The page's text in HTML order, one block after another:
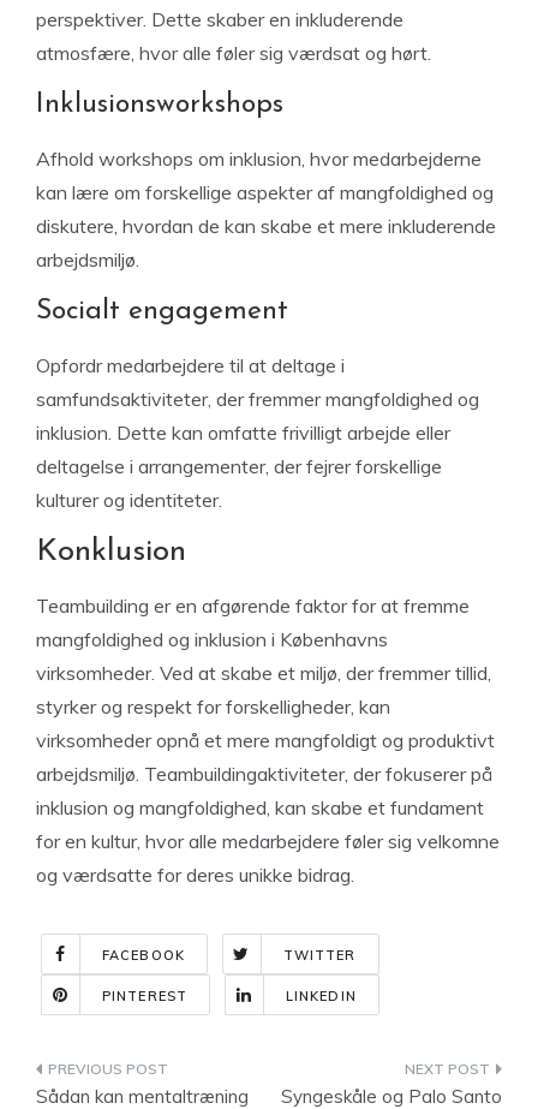
perspektiver. Dette skaber en inkluderende
atmosfære, hvor alle føler sig værdsat og hørt.
Inklusionsworkshops
Afhold workshops om inklusion, hvor medarbejderne
kan lære om forskellige aspekter af mangfoldighed og
diskutere, hvordan de kan skabe et mere inkluderende
arbejdsmiljø.
Socialt engagement
Opfordr medarbejdere til at deltage i
samfundsaktiviteter, der fremmer mangfoldighed og
inklusion. Dette kan omfatte frivilligt arbejde eller
deltagelse i arrangementer, der fejrer forskellige
kulturer og identiteter.
Konklusion
Teambuilding er en afgørende faktor for at fremme
mangfoldighed og inklusion i Københavns
virksomheder. Ved at skabe et miljø, der fremmer tillid,
styrker og respekt for forskelligheder, kan
virksomheder opnå et mere mangfoldigt og produktivt
arbejdsmiljø. Teambuildingaktiviteter, der fokuserer på
inklusion og mangfoldighed, kan skabe et fundament
for en kultur, hvor alle medarbejdere føler sig velkomne
og værdsatte for deres unikke bidrag.
FACEBOOK TWITTER
PINTEREST LINKEDIN
Indlægsnavigation
Sådan kan mentaltræning
Syngeskåle og Palo Santo